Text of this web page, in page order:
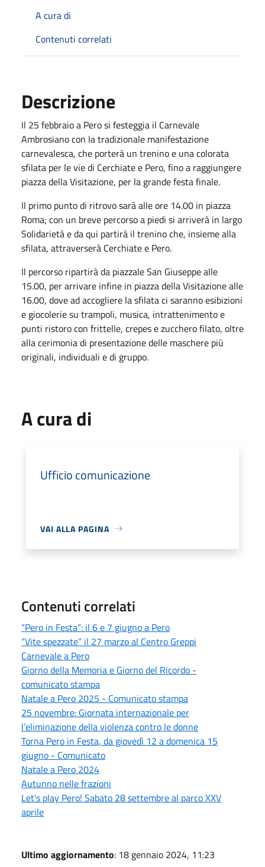
A cura di
Contenuti correlati
Descrizione
Il 25 febbraio a Pero si festeggia il Carnevale
Ambrosiano con la tradizionale manifestazione
carnevalesca, che porterà un trenino e una colorata
sfilata per le vie di Cerchiate e Pero, fino a raggiungere
piazza della Visitazione, per la grande festa finale.
Il primo punto di ritrovo sarà alle ore 14.00 in piazza
Roma; con un breve percorso a piedi si arriverà in largo
Solidarietà e da qui partirà il trenino che, insieme alla
sfilata, attraverserà Cerchiate e Pero.
Il percorso ripartirà da piazzale San Giuseppe alle
15.00, per arrivare infine in piazza della Visitazione alle
16.00, dove ad accogliere la sfilata ci saranno esibizioni
e giocolerie su trampoli, musica, intrattenimento e
punti ristoro con frittelle, crepes e zucchero filato, oltre
alla cerimonia di presentazione delle maschere più
originali, individuali e di gruppo.
A cura di
Ufficio comunicazione
VAI ALLA PAGINA
Contenuti correlati
“Pero in Festa”: il 6 e 7 giugno a Pero
“Vite spezzate” il 27 marzo al Centro Greppi
Carnevale a Pero
Giorno della Memoria e Giorno del Ricordo -
comunicato stampa
Natale a Pero 2025 - Comunicato stampa
25 novembre: Giornata internazionale per
l’eliminazione della violenza contro le donne
Torna Pero in Festa, da giovedì 12 a domenica 15
giugno - Comunicato
Natale a Pero 2024
Autunno nelle frazioni
Let's play Pero! Sabato 28 settembre al parco XXV
aprile
Ultimo aggiornamento: 18 gennaio 2024, 11:23